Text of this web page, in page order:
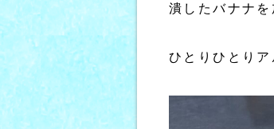
潰したバナナを
ひとりひとり